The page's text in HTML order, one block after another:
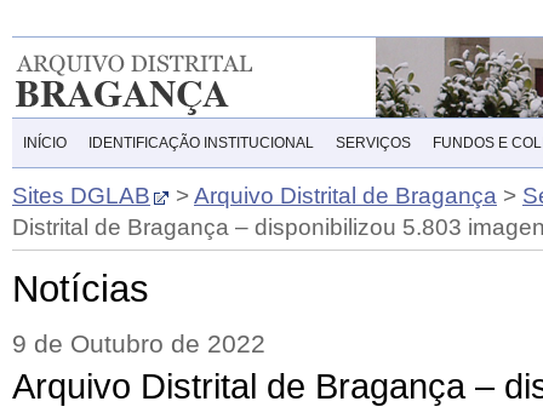
INÍCIO IDENTIFICAÇÃO INSTITUCIONAL SERVIÇOS FUNDOS E
Sites DGLAB >Arquivo Distrital de Bragança >
Distrital de Bragança – disponibilizou 5.803
Notícias
9 de Outubro de 2022
Arquivo Distrital de Bragança –